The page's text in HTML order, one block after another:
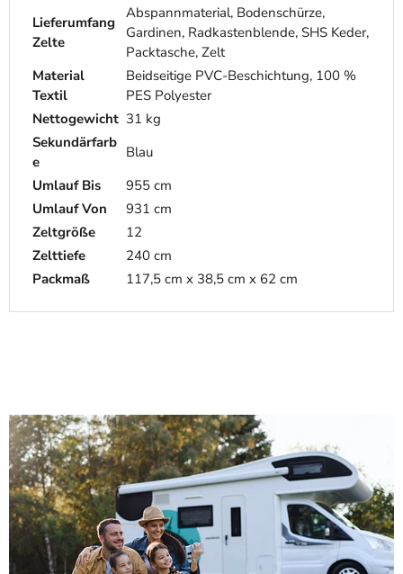
Lieferumfang
Zelte
Abspannmaterial, Bodenschürze,
Gardinen, Radkastenblende, SHS Keder,
Packtasche, Zelt
Material
Textil
Beidseitige PVC-Beschichtung, 100 %
PES Polyester
Nettogewicht 31 kg
Sekundärfarb
e
Blau
Umlauf Bis
955 cm
Umlauf Von
931 cm
Zeltgröße
12
Zelttiefe
240 cm
Packmaß
117,5 cm x 38,5 cm x 62 cm